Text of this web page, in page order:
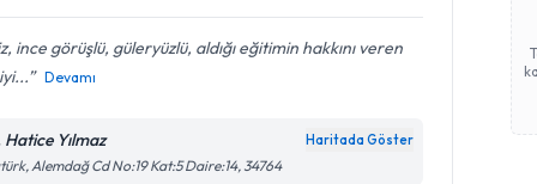
ince görüşlü, güleryüzlü, aldığı eğitimin hakkını veren
Devamı
Yılmaz Haritada Göster
Alemdağ Cd No:19 Kat:5 Daire:14, 34764